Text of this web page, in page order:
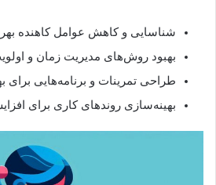
شناسایی و کاهش عوامل کاهنده
بهبود روش‌های مدیریت زمان و
طراحی تمرینات و برنامه‌هایی برای
بهینه‌سازی روندهای کاری برای